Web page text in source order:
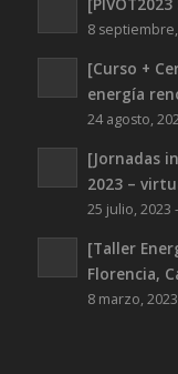
8 septiembre,
[Curso +
energía
24 agosto,
[Jornadas
2023 –
25 julio, 2023
[Taller
Florencia,
8 marzo,